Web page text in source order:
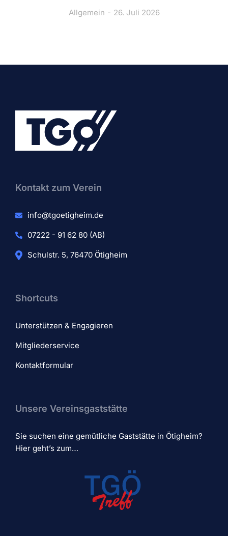
Allgemein 26. Juli 2026
Kontakt zum Verein​
info@tgoetigheim.de
07222 - 91 62 80 (AB)
Schulstr. 5, 76470 Ötigheim
Shortcuts
Unterstützen & Engagieren
Mitgliederservice
Kontaktformular
Unsere Vereinsgaststätte
Sie suchen eine gemütliche Gaststätte in Ötigheim?
Hier geht’s zum…